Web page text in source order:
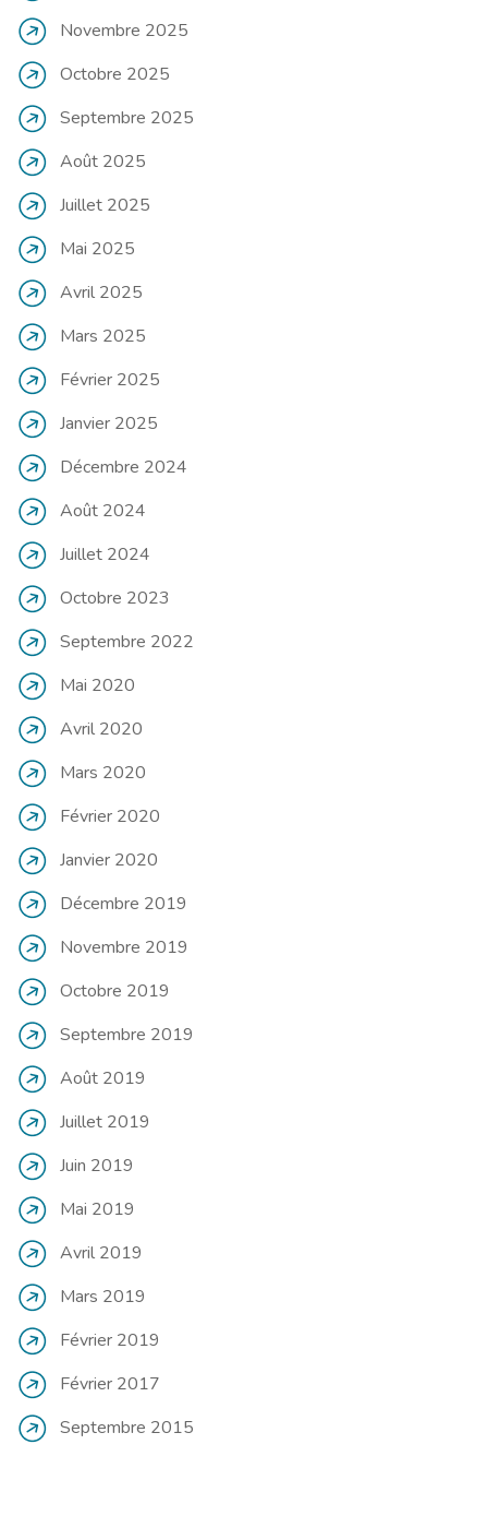
Novembre 2025
Octobre 2025
Septembre 2025
Août 2025
Juillet 2025
Mai 2025
Avril 2025
Mars 2025
Février 2025
Janvier 2025
Décembre 2024
Août 2024
Juillet 2024
Octobre 2023
Septembre 2022
Mai 2020
Avril 2020
Mars 2020
Février 2020
Janvier 2020
Décembre 2019
Novembre 2019
Octobre 2019
Septembre 2019
Août 2019
Juillet 2019
Juin 2019
Mai 2019
Avril 2019
Mars 2019
Février 2019
Février 2017
Septembre 2015